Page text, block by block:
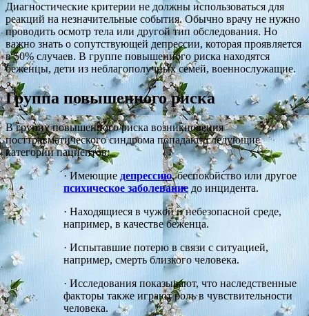
Диагностические критерии не должны использоваться для
реакций на незначительные события. Обычно врачу не нужно
проводить осмотр тела или другой тип обследования. Но
важно знать о сопутствующей депрессии, которая проявляется
в 50% случаев. В группе повышенного риска находятся
беженцы, дети из неблагополучных семей, военнослужащие.
Группа повышенного риска
В группу повышенного риска возникновения
посттравматического синдрома попадают следующие
категории пациентов:
· Имеющие депрессию, беспокойство или другое
психическое заболеваниедо инцидента.
· Находящиеся в чужой и небезопасной среде,
например, в качестве беженца.
· Испытавшие потерю в связи с ситуацией,
например, смерть близкого человека.
· Исследования показывают, что наследственные
факторы также играют роль в чувствительности
человека.